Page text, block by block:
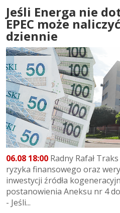
Jeśli Energa nie
EPEC może
dziennie
06.08 18:00 Radny Rafał
ryzyka finansowego oraz
inwestycji źródła
postanowienia Aneksu nr 4
- Jeśli...